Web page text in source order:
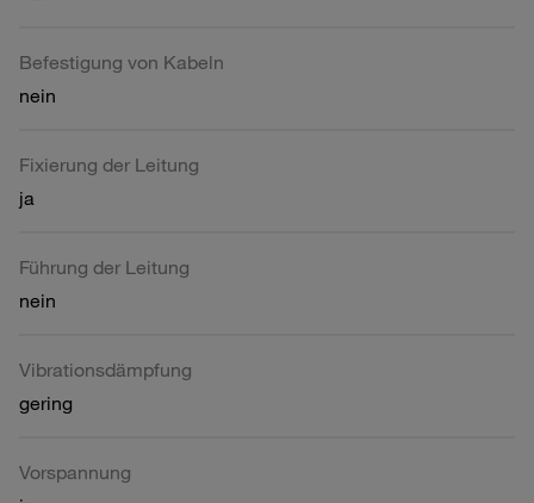
Befestigung von Kabeln
nein
Fixierung der Leitung
ja
Führung der Leitung
nein
Vibrationsdämpfung
gering
Vorspannung